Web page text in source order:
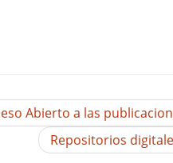
Abierto a las
Repositorios